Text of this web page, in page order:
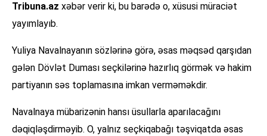
Tribuna.az xəbər verir ki, bu barədə o, xüsusi müraciət
yayımlayıb.
Yuliya Navalnayanın sözlərinə görə, əsas məqsəd qarşıdan
gələn Dövlət Duması seçkilərinə hazırlıq görmək və hakim
partiyanın səs toplamasına imkan verməməkdir.
Navalnaya mübarizənin hansı üsullarla aparılacağını
dəqiqləşdirməyib. O, yalnız seçkiqabağı təşviqatda əsas